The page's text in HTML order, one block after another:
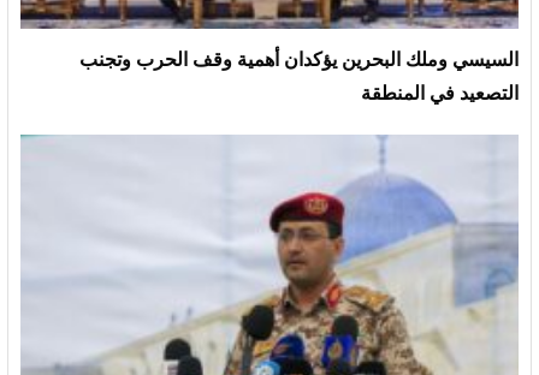
السيسي وملك البحرين يؤكدان أهمية وقف الحرب وتجنب
التصعيد في المنطقة